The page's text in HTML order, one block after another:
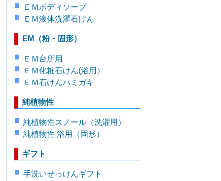
ＥＭボディソープ
ＥＭ液体洗濯石けん
EM（粉・固形）
ＥＭ台所用
ＥＭ化粧石けん(浴用）
ＥＭ石けんハミガキ
純植物性
純植物性スノール（洗濯用）
純植物性 浴用（固形）
ギフト
手洗いせっけんギフト